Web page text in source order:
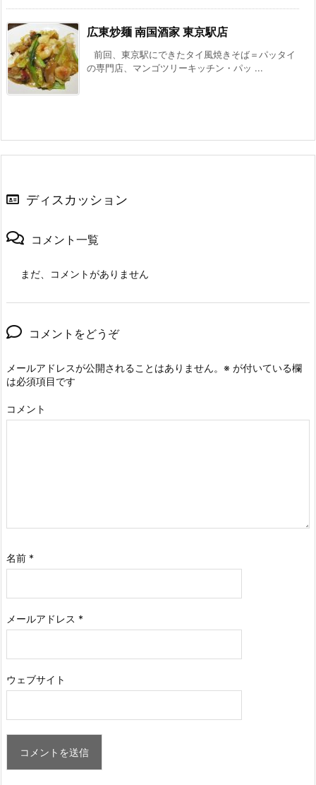
広東炒麺 南国酒家 東京駅店
前回、東京駅にできたタイ風焼きそば＝パッタイ
の専門店、マンゴツリーキッチン・パッ ...
ディスカッション
コメント一覧
まだ、コメントがありません
コメントをどうぞ
メールアドレスが公開されることはありません。 ※ が付いている欄
は必須項目です
コメント
名前 *
メールアドレス *
ウェブサイト